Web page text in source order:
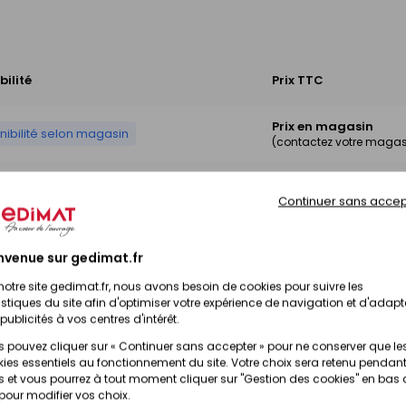
sur gedimat.fr
site gedimat.fr, nous avons besoin de cookies pour suivre les
du site afin d'optimiser votre expérience de navigation et
à vos centres d'intérêt.
pouvez cliquer sur « Continuer sans accepter » pour ne conserver que
essentiels au fonctionnement du site. Votre choix sera retenu pendant
et vous pourrez à tout moment cliquer sur "Gestion des cookies" en bas
modifier vos choix.
Continuer sans
Prix TTC
selon magasin Prix en magasin
(contactez votre
selon magasin (contactez votre
selon magasin
selon magasin